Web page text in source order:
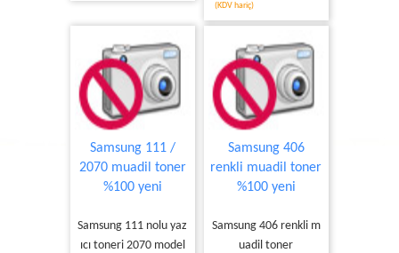
(KDV hariç)
Samsung 111 /
2070 muadil toner
%100 yeni
Samsung 111 nolu yaz
ıcı toneri 2070 model
Samsung 406
renkli muadil toner
%100 yeni
Samsung 406 renkli m
uadil toner